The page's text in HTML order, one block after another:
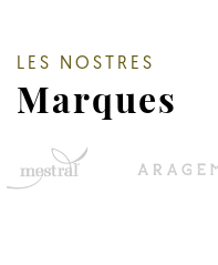
LES NOSTRES
Marques